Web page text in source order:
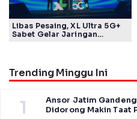
Libas Pesaing, XL Ultra 5G+
Sabet Gelar Jaringan
Trending Minggu Ini
1
Ansor Jatim Gandeng
Didorong Makin Taat